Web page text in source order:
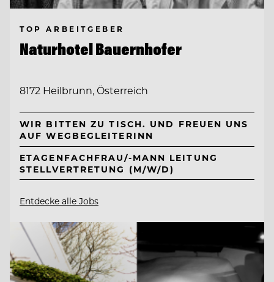
TOP ARBEITGEBER
Naturhotel Bauernhofer
8172 Heilbrunn, Österreich
WIR BITTEN ZU TISCH. UND FREUEN UNS
AUF WEGBEGLEITERINN
ETAGENFACHFRAU/-MANN LEITUNG
STELLVERTRETUNG (M/W/D)
Entdecke alle Jobs